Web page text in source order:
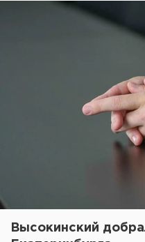
Высокинский